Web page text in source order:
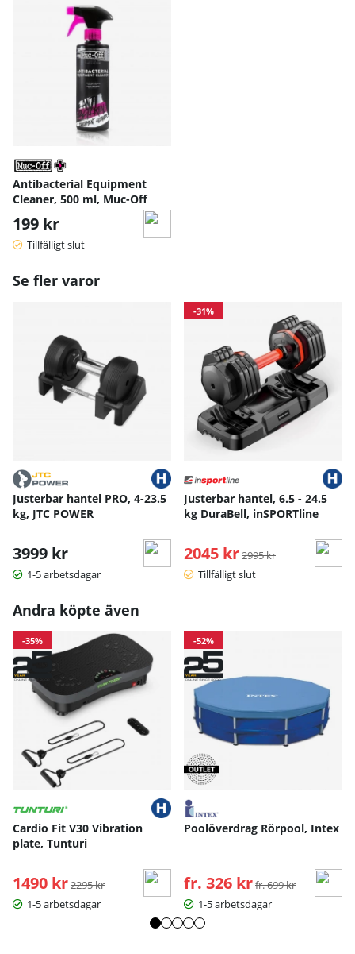
Antibacterial Equipment
Cleaner, 500 ml, Muc-Off
199 kr
Tillfälligt slut
Se fler varor
Justerbar hantel PRO, 4-23.5
kg, JTC POWER
3999 kr
1-5 arbetsdagar
-31%
Justerbar hantel, 6.5 - 24.5
kg DuraBell, inSPORTline
2045 kr Ordinarie pris:
2995 kr
Tillfälligt slut
Andra köpte även
-35%
Cardio Fit V30 Vibration
plate, Tunturi
1490 kr Ordinarie pris:
2295 kr
1-5 arbetsdagar
-52%
Poolöverdrag Rörpool, Intex
fr. 326 kr Ordinarie pris:
fr. 699 kr
1-5 arbetsdagar